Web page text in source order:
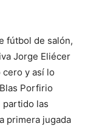
fútbol de salón,
Jorge Eliécer
y así lo
Porfirio
partido las
primera jugada